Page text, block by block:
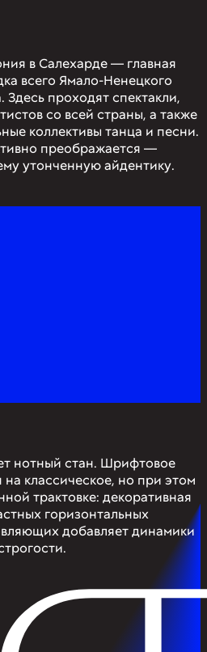
в Салехарде — главная
всего Ямало-Ненецкого
Здесь проходят спектакли,
со всей страны, а также
коллективы танца и песни.
преображается —
утонченную айдентику.
нотный стан. Шрифтовое
классическое, но при этом
трактовке: декоративная
горизонтальных
добавляет динамики